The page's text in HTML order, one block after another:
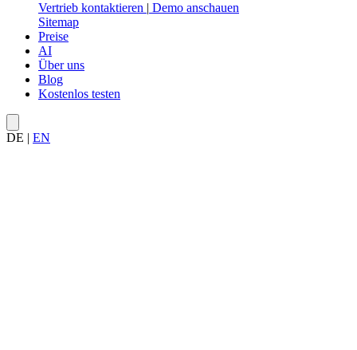
Vertrieb kontaktieren | Demo anschauen
Sitemap
Preise
AI
Über uns
Blog
Kostenlos testen
DE | EN